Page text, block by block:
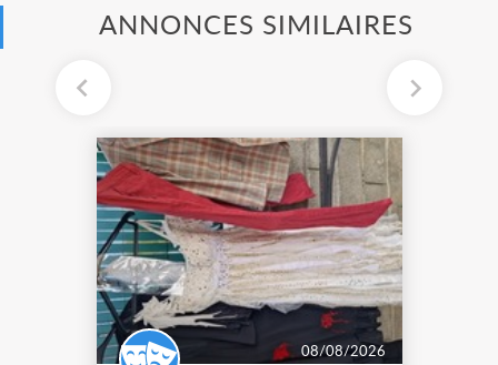
ANNONCES SIMILAIRES
08/08/2026